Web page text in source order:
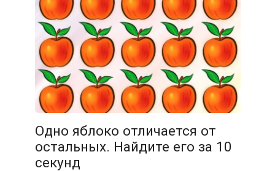
11.02.2026
Одно яблоко отличается от
остальных. Найдите его за 10
секунд